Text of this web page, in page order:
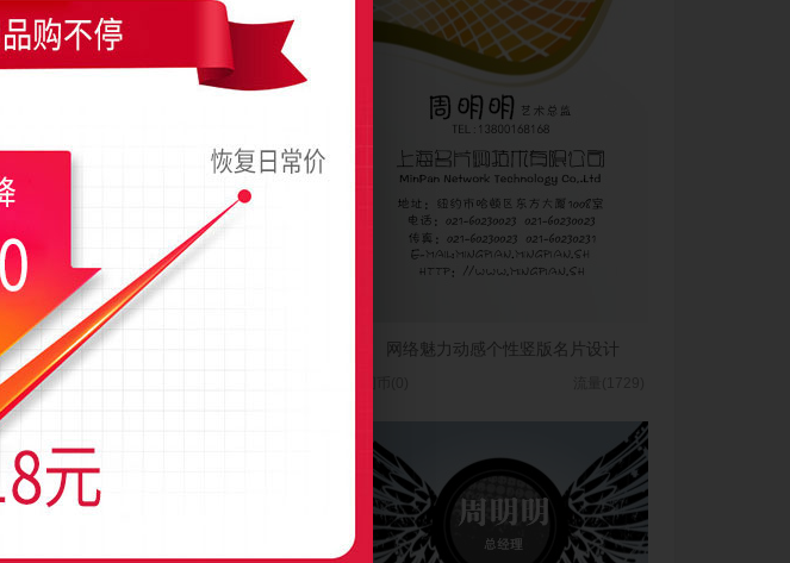
红色耳机店竖版名片设计
图币(0)
网络魅力动感个性竖版名片设计